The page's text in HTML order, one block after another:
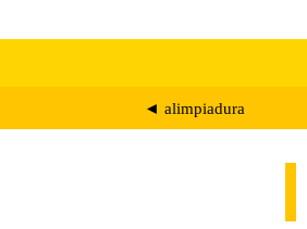
◄ alimpiadura